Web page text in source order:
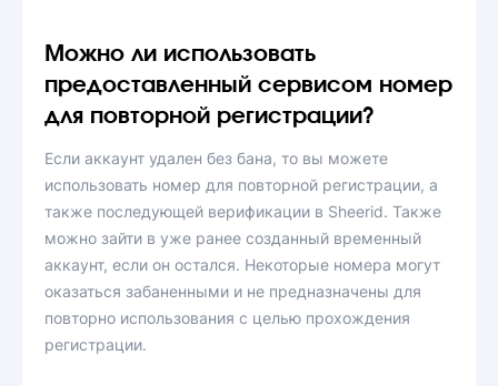
Можно ли использовать
предоставленный сервисом номер
для повторной регистрации?
Если аккаунт удален без бана, то вы можете
использовать номер для повторной регистрации, а
также последующей верификации в Sheerid. Также
можно зайти в уже ранее созданный временный
аккаунт, если он остался. Некоторые номера могут
оказаться забаненными и не предназначены для
повторно использования с целью прохождения
регистрации.